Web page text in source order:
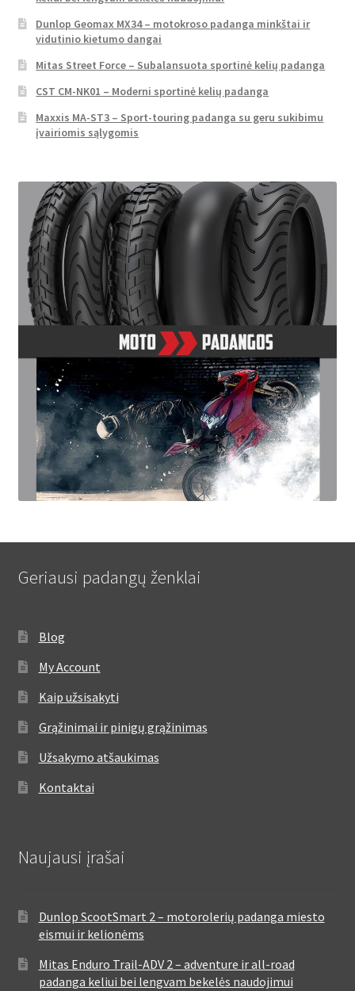
Dunlop Geomax MX34 – motokroso padanga minkštai ir
vidutinio kietumo dangai
Mitas Street Force – Subalansuota sportinė kelių padanga
CST CM-NK01 – Moderni sportinė kelių padanga
Maxxis MA-ST3 – Sport-touring padanga su geru sukibimu
įvairiomis sąlygomis
Geriausi padangų ženklai
Blog
My Account
Kaip užsisakyti
Grąžinimai ir pinigų grąžinimas
Užsakymo atšaukimas
Kontaktai
Naujausi įrašai
Dunlop ScootSmart 2 – motorolerių padanga miesto
eismui ir kelionėms
Mitas Enduro Trail-ADV 2 – adventure ir all-road
padanga keliui bei lengvam bekelės naudojimui